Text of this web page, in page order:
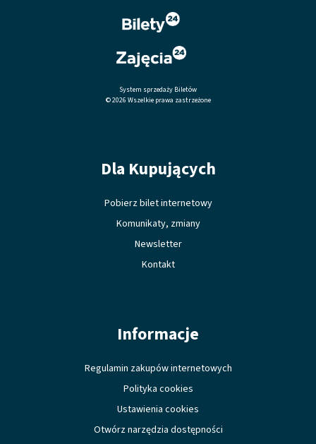
System sprzedaży Biletów
© 2026 Wszelkie prawa zastrzeżone
Dla Kupujących
Pobierz bilet internetowy
Komunikaty, zmiany
Newsletter
Kontakt
Informacje
Regulamin zakupów internetowych
Polityka cookies
Ustawienia cookies
Otwórz narzędzia dostępności